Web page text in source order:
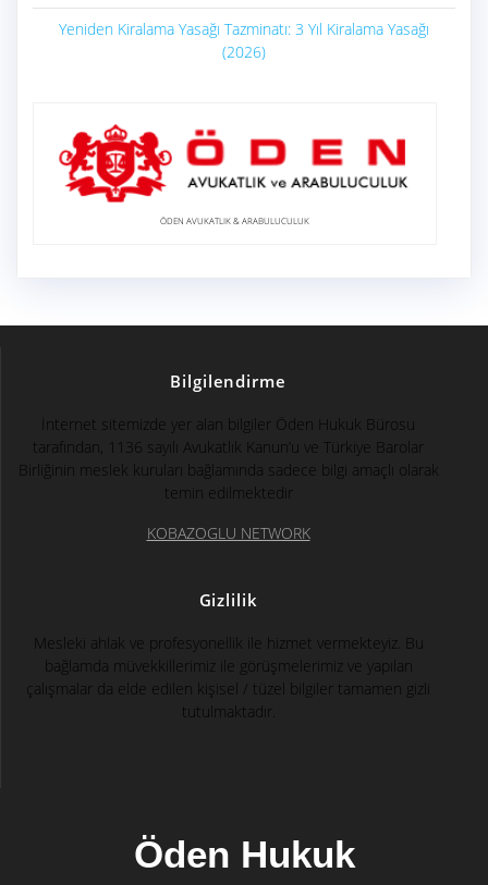
Yeniden Kiralama Yasağı Tazminatı: 3 Yıl Kiralama Yasağı
(2026)
ÖDEN AVUKATLIK & ARABULUCULUK
Bilgilendirme
İnternet sitemizde yer alan bilgiler Öden Hukuk Bürosu
tarafından, 1136 sayılı Avukatlık Kanun’u ve Türkiye Barolar
Birliğinin meslek kuruları bağlamında sadece bilgi amaçlı olarak
temin edilmektedir
KOBAZOGLU NETWORK
Gizlilik
Mesleki ahlak ve profesyonellik ile hizmet vermekteyiz. Bu
bağlamda müvekkillerimiz ile görüşmelerimiz ve yapılan
çalışmalar da elde edilen kişisel / tüzel bilgiler tamamen gizli
tutulmaktadır.
Öden Hukuk